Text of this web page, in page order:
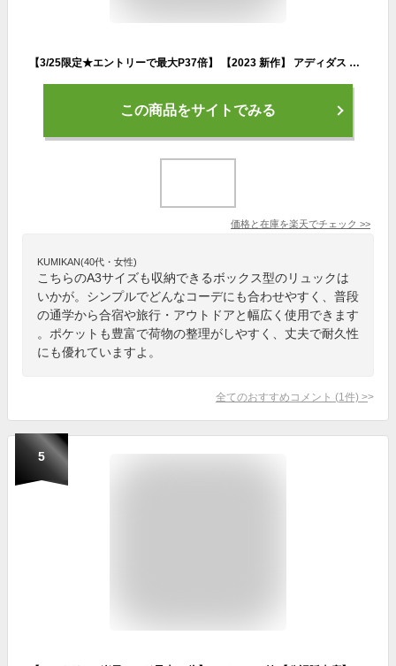
【3/25限定★エントリーで最大P37倍】 【2023 新作】 アディダス リュック 34L A3 大容量 adidas 通学 ボックス型 リュックサック メンズ レディース 中学生 高校生 女子高生 男子 女子 ボックスリュック スポーツリュック 通学リュック スポーツ 大きい 大きめ 67883
この商品をサイトでみる
価格と在庫を楽天でチェック >>
KUMIKAN(40代・女性)
こちらのA3サイズも収納できるボックス型のリュックは
いかが。シンプルでどんなコーデにも合わせやすく、普段
の通学から合宿や旅行・アウトドアと幅広く使用できます
。ポケットも豊富で荷物の整理がしやすく、丈夫で耐久性
にも優れていますよ。
全てのおすすめコメント (1 件) >
5